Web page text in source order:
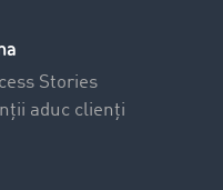
Stories
aduc clienți